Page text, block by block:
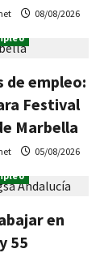
08/08/2026
de empleo:
Festival
Marbella
05/08/2026
en
55